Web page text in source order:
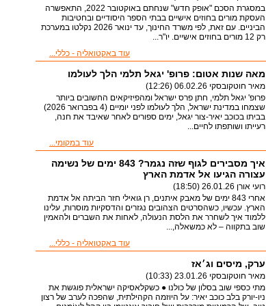
במסגרת הסכם "אופק חדש" שנחתם באוקטובר 2022, התאפשרה
העסקת מורים בחוזים אישיים בבתי הספר היסודיים ובחטיבות
הביניים. עם זאת, לפי משרד החינוך, עד ינואר 2026 נקלטו במערכת
רק 12 מורים בחוזים אישיים. יו"ר...
עוד באקטואליה - כללי...
מאה שנות אטום: פרופ' יגאל תלמי הלך לעולמו
מאיר חוטקובסקי 06.02.26 (12:26)
פרופ' יגאל תלמי, חתן פרס ישראל ומהפיזיקאים החשובים ביותר
שצמחו במדינת ישראל, הלך לעולמו לפני יומיים (4 בפברואר 2026)
בביתו בכוכב יאיר-צור יגאל, ימים ספורים לאחר שאיבד את חנה,
רעייתו ושותפתו לחיים...
עוד במקומי...
איך מסבירים לגוף שזה נגמר? 843 ימים של נשימה
עצורה הגיעו אל אדמת הארץ
רועי אורן 26.01.26 (18:50)
אחרי 843 ימים של מאבק איתנים, רן גואילי חזר הביתה אל אדמת
הארץ. עכשיו, כשהסרטים הצהובים נגזרים והדסקיות מוסרות, עלינו
ללמוד איך לשחרר את הלסת הנעולה, לאחות את השברים ולהאמין
שוב בתקווה – לא כמשאלה,...
עוד באקטואליה - כללי...
ערק, מיסים וג׳אז
מאיר חוטקובסקי 23.01.26 (10:33)
מתי כספי שוב בסלון של כולנו ● כשקלאסיקה ישראלית פוגשת את
ניו-יורק בלב כוכב יאיר: על היוזמה הקהילתית, שהפכה לערב של רצון